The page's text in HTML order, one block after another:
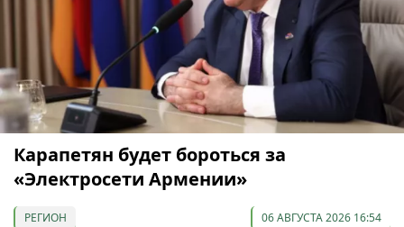
Карапетян будет бороться за
«Электросети Армении»
РЕГИОН 06 АВГУСТА 2026 16:54